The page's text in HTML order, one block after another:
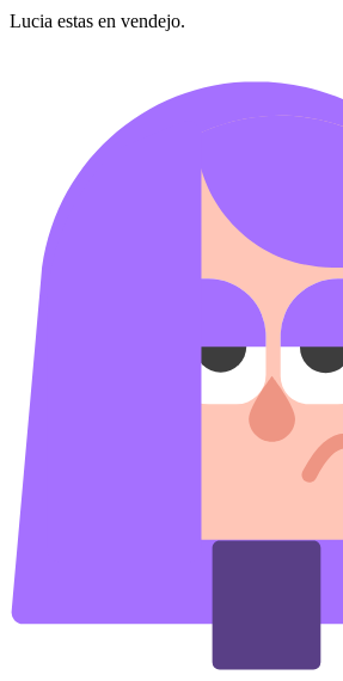
Lucia estas en vendejo.